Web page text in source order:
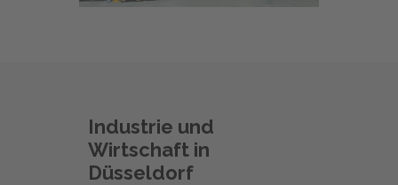
Industrie und
Wirtschaft in
Düsseldorf